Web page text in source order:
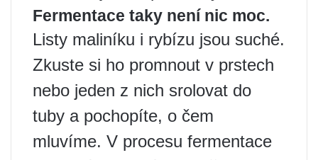
Fermentace taky není nic moc.
Listy maliníku i rybízu jsou suché.
Zkuste si ho promnout v prstech
nebo jeden z nich srolovat do
tuby a pochopíte, o čem
mluvíme. V procesu fermentace